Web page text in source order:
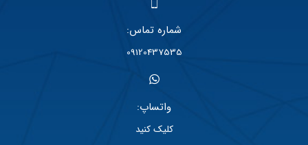
شماره تماس:
09120437535
واتساپ:
کلیک کنید